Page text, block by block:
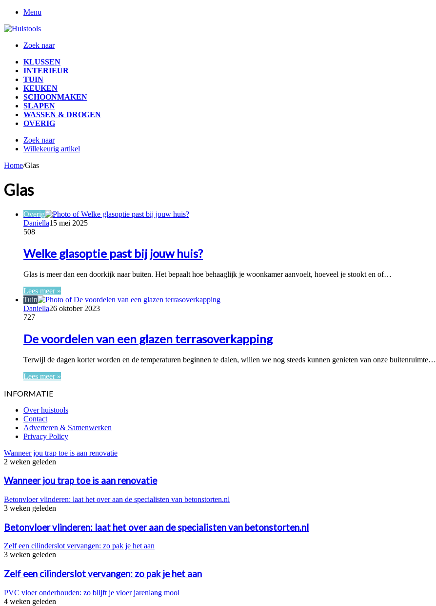
Menu
Zoek naar
KLUSSEN
INTERIEUR
TUIN
KEUKEN
SCHOONMAKEN
SLAPEN
WASSEN & DROGEN
OVERIG
Zoek naar
Willekeurig artikel
Home/Glas
Glas
Overig
Daniella15 mei 2025
508
Welke glasoptie past bij jouw huis?
Glas is meer dan een doorkijk naar buiten. Het bepaalt hoe behaaglijk je woonkamer aanvoelt, hoeveel je stookt en of…
Lees meer »
Tuin
Daniella26 oktober 2023
727
De voordelen van een glazen terrasoverkapping
Terwijl de dagen korter worden en de temperaturen beginnen te dalen, willen we nog steeds kunnen genieten van onze buitenruimte…
Lees meer »
INFORMATIE
Over huistools
Contact
Adverteren & Samenwerken
Privacy Policy
Wanneer jou trap toe is aan renovatie
2 weken geleden
Wanneer jou trap toe is aan renovatie
Betonvloer vlinderen: laat het over aan de specialisten van betonstorten.nl
3 weken geleden
Betonvloer vlinderen: laat het over aan de specialisten van betonstorten.nl
Zelf een cilinderslot vervangen: zo pak je het aan
3 weken geleden
Zelf een cilinderslot vervangen: zo pak je het aan
PVC vloer onderhouden: zo blijft je vloer jarenlang mooi
4 weken geleden